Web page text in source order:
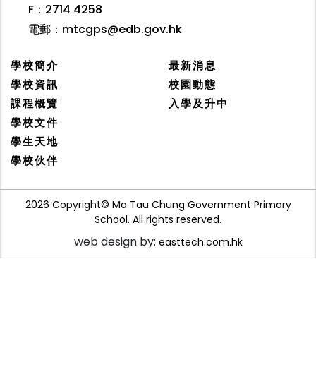
F：2714 4258
電郵： mtcgps@edb.gov.hk
學校簡介
學校資訊
課程概覽
學校文件
學生天地
學校伙伴
最新消息
校園動態
入學及升中
2026 Copyright© Ma Tau Chung Government Primary
School. All rights reserved.
web design by: easttech.com.hk